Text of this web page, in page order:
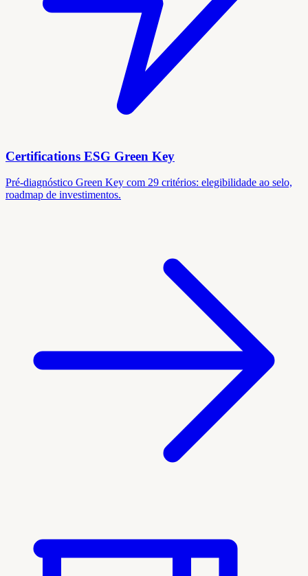
Certifications ESG Green Key
Pré-diagnóstico Green Key com 29 critérios: elegibilidade ao selo,
roadmap de investimentos.